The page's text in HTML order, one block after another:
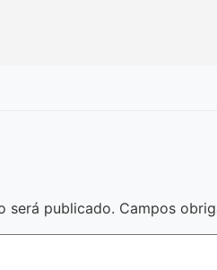
será publicado. Campos